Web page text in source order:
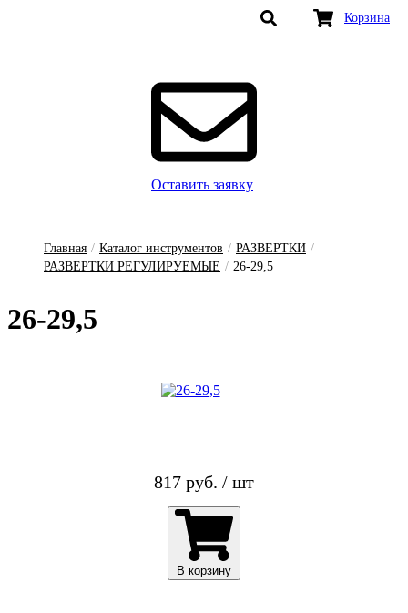
Корзина
Оставить заявку
Главная / Каталог инструментов / РАЗВЕРТКИ /
РАЗВЕРТКИ РЕГУЛИРУЕМЫЕ / 26-29,5
26-29,5
817 руб. / шт
В корзину